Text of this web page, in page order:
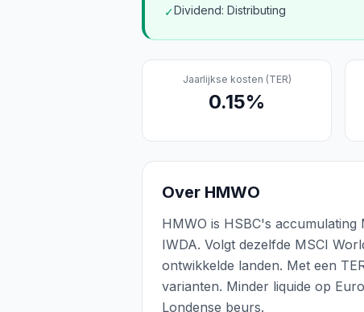
✓Dividend: Distributing
Jaarlijkse kosten (TER)
0.15%
Over HMWO
HMWO is HSBC's
IWDA. Volgt dezelfde MSCI
ontwikkelde landen. Met een
varianten. Minder liquide op
Londense beurs.